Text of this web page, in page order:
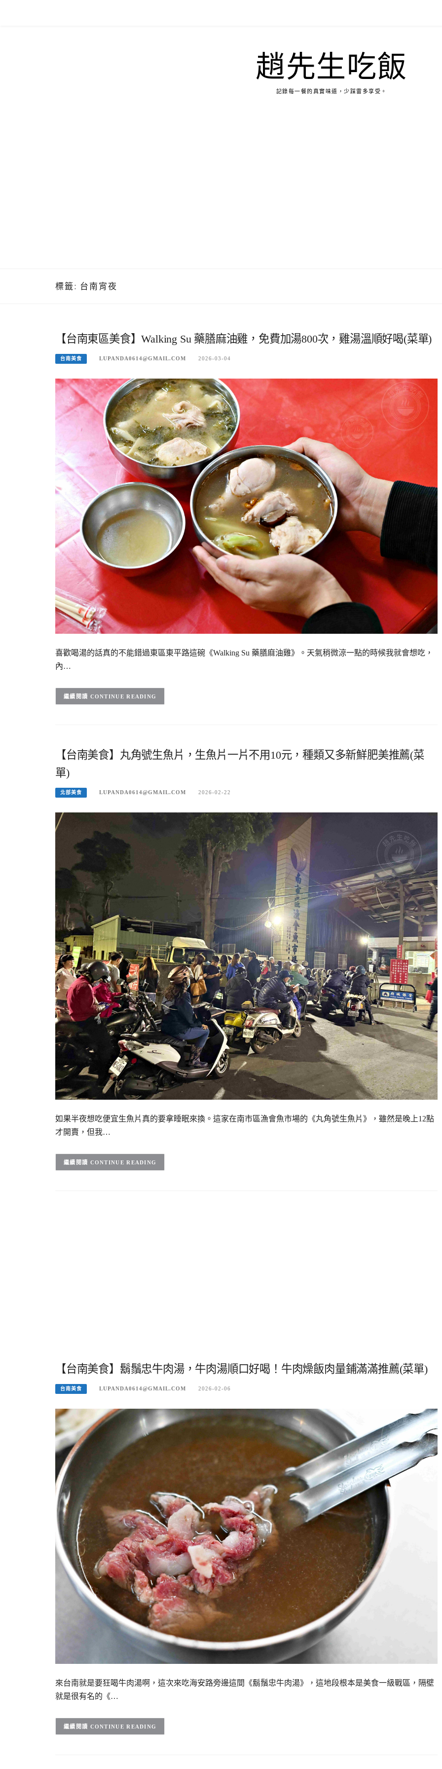
趙先生吃飯
記錄每一餐的真實味道，少踩雷多享受。
標籤: 台南宵夜
【台南東區美食】Walking Su 藥膳麻油雞，免費加湯800次，雞湯溫順好喝(菜單)
台南美食 LUPANDA0614@GMAIL.COM 2026-03-04
喜歡喝湯的話真的不能錯過東區東平路這碗《Walking Su 藥膳麻油雞》。天氣稍微涼一點的時候我就會想吃，
內…
CONTINUE READING
【台南美食】丸角號生魚片，生魚片一片不用10元，種類又多新鮮肥美推薦(菜
單)
北部美食 LUPANDA0614@GMAIL.COM 2026-02-22
如果半夜想吃便宜生魚片真的要拿睡眠來換。這家在南市區漁會魚市場的《丸角號生魚片》，雖然是晚上12點
才開賣，但我…
CONTINUE READING
【台南美食】鬍鬚忠牛肉湯，牛肉湯順口好喝！牛肉燥飯肉量鋪滿滿推薦(菜單)
台南美食 LUPANDA0614@GMAIL.COM 2026-02-06
來台南就是要狂喝牛肉湯啊，這次來吃海安路旁邊這間《鬍鬚忠牛肉湯》，這地段根本是美食一級戰區，隔壁
就是很有名的《…
CONTINUE READING